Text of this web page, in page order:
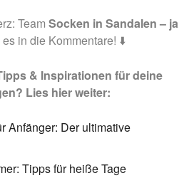
Team Socken in Sandalen – ja
in die Kommentare! ⬇️
& Inspirationen für deine
Lies hier weiter:
Anfänger: Der ultimative
Tipps für heiße Tage